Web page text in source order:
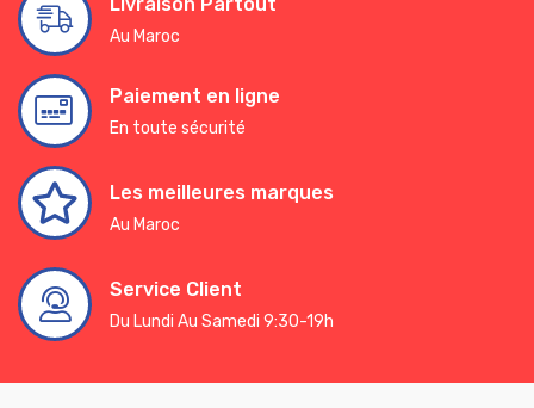
Au Maroc
Paiement en ligne
En toute sécurité
Les meilleures marques
Au Maroc
Service Client
Du Lundi Au Samedi 9:30-19h